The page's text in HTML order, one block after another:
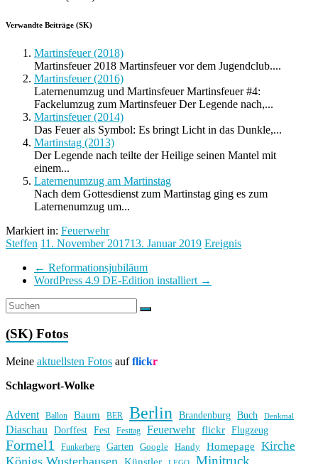
Verwandte Beiträge (SK)
Martinsfeuer (2018)
Martinsfeuer 2018 Martinsfeuer vor dem Jugendclub....
Martinsfeuer (2016)
Laternenumzug und Martinsfeuer Martinsfeuer #4:
Fackelumzug zum Martinsfeuer Der Legende nach,...
Martinsfeuer (2014)
Das Feuer als Symbol: Es bringt Licht in das Dunkle,...
Martinstag (2013)
Der Legende nach teilte der Heilige seinen Mantel mit
einem...
Laternenumzug am Martinstag
Nach dem Gottesdienst zum Martinstag ging es zum
Laternenumzug um...
Markiert in: Feuerwehr
Steffen 11. November 201713. Januar 2019 Ereignis
← Reformationsjubiläum
WordPress 4.9 DE-Edition installiert →
(SK) Fotos
Meine aktuellsten Fotos aufflickr
Schlagwort-Wolke
Advent Ballon Baum BER Berlin Brandenburg Buch Denkmal
Diaschau Dorffest Fest Festtag Feuerwehr flickr Flugzeug
Formel1 Funkerberg Garten Google Handy Homepage Kirche
Minitruck